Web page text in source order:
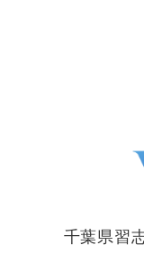
千葉県習